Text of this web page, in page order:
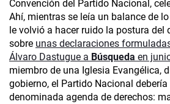
Convención del Partido Nacional,
Ahí, mientras se leía un balance de
le volvió a hacer ruido la postura del
sobre unas declaraciones
Álvaro Dastugue a Búsqueda en
miembro de una Iglesia Evangélica,
gobierno, el Partido Nacional debería
denominada agenda de derechos: